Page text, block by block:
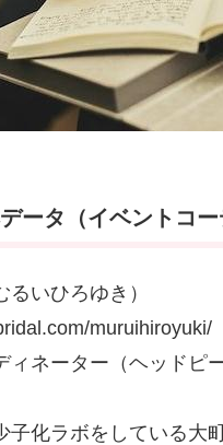
ータ（イベントコ
いひろゆき）
muruihiroyuki/
ネーター（ヘッドピ
化ラボをしている大